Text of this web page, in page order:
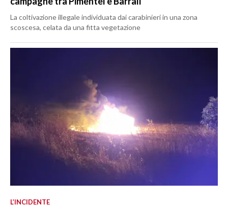
La coltivazione illegale individuata dai carabinieri in una zona
scoscesa, celata da una fitta vegetazione
L’INCIDENTE